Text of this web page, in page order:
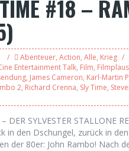
#18 –
Abenteuer, Action, Alle, Krieg
Entertainment Talk, Film,
, James Cameron, Karl-Martin
2, Richard Crenna, Sly Time,
SYLVESTER STALLONE
in den Dschungel, zurück in
der 80er: John Rambo! Nach